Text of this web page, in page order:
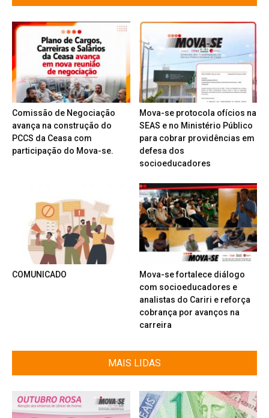
Comissão de Negociação
avança na construção do
PCCS da Ceasa com
participação do Mova-se.
Mova-se protocola ofícios na
SEAS e no Ministério Público
para cobrar providências em
defesa dos
socioeducadores
COMUNICADO
Mova-se fortalece diálogo
com socioeducadores e
analistas do Cariri e reforça
cobrança por avanços na
carreira
MAIS LIDAS